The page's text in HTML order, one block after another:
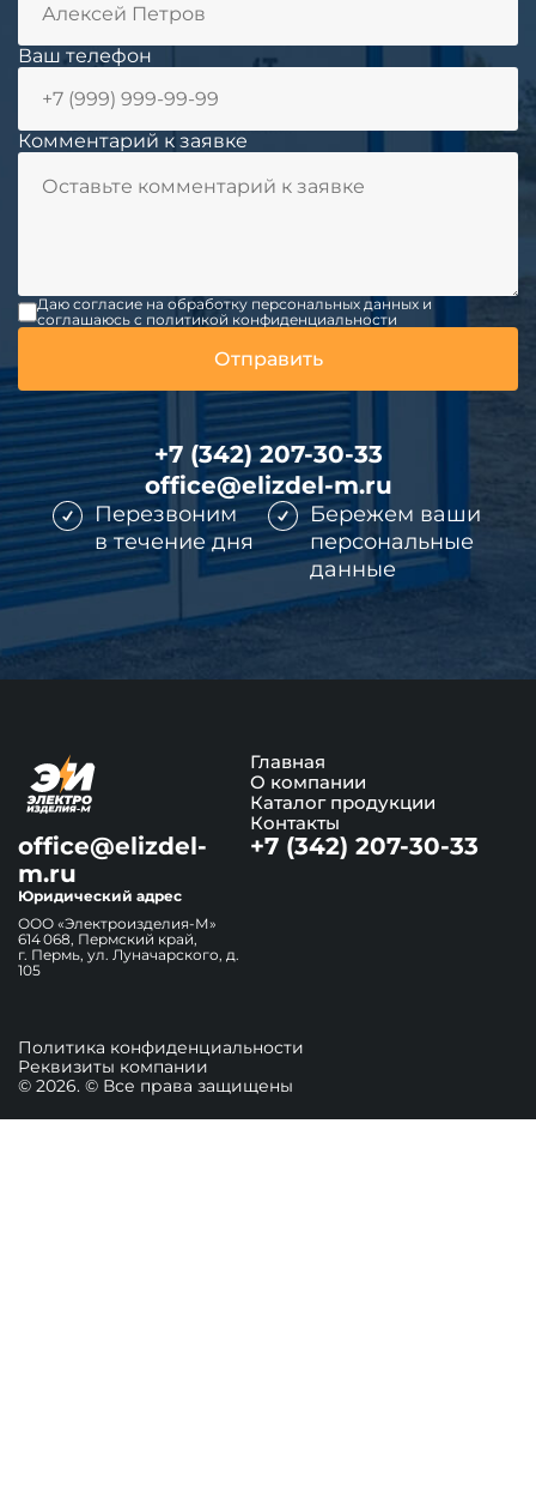
Ваш телефон
Комментарий к заявке
Даю согласие на обработку персональных данных и
соглашаюсь c политикой конфиденциальности
+7 (342) 207-30-33
office@elizdel-m.ru
Перезвоним
в течение дня
Бережем ваши
персональные
данные
Главная
О компании
Каталог продукции
Контакты
office@elizdel-
m.ru
+7 (342) 207-30-33
Юридический адрес
ООО «Электроизделия-М»
614 068, Пермский край,
г. Пермь, ул. Луначарского, д.
105
© 2026. © Все права защищены
Реквизиты компании
Политика конфиденциальности